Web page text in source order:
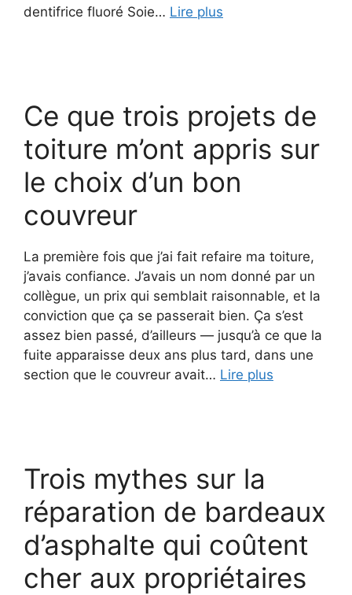
dentifrice fluoré Soie… Lire plus
Ce que trois projets de
toiture m’ont appris sur
le choix d’un bon
couvreur
La première fois que j’ai fait refaire ma toiture,
j’avais confiance. J’avais un nom donné par un
collègue, un prix qui semblait raisonnable, et la
conviction que ça se passerait bien. Ça s’est
assez bien passé, d’ailleurs — jusqu’à ce que la
fuite apparaisse deux ans plus tard, dans une
section que le couvreur avait… Lire plus
Trois mythes sur la
réparation de bardeaux
d’asphalte qui coûtent
cher aux propriétaires